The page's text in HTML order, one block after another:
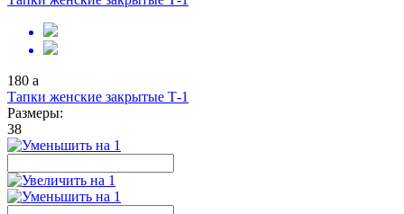
180 a
Тапки женские закрытые Т-1
Размеры:
38